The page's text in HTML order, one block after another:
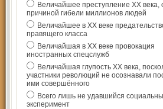
Величайшее преступление ХХ века,
причиной гибели миллионов людей
Величайшее в ХХ веке
правящего класса
Величайшая в ХХ веке провокация
иностранных спецслужб
Величайшая глупость ХХ века,
участники революций не осознавали
ими совершённого
Всего лишь не удавшийся
эксперимент